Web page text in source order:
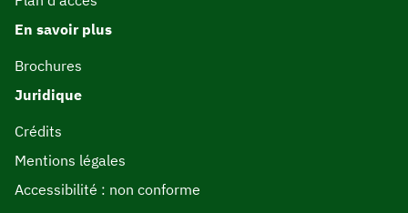
En savoir plus
Brochures
Juridique
Crédits
Mentions légales
Accessibilité : non conforme